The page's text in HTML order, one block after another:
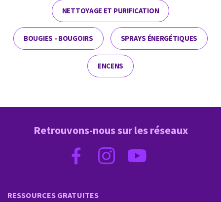
NETTOYAGE ET PURIFICATION
BOUGIES - BOUGOIRS SPRAYS ÉNERGÉTIQUES
ENCENS
RESSOURCES GRATUITES
Retrouvons-nous sur les réseaux